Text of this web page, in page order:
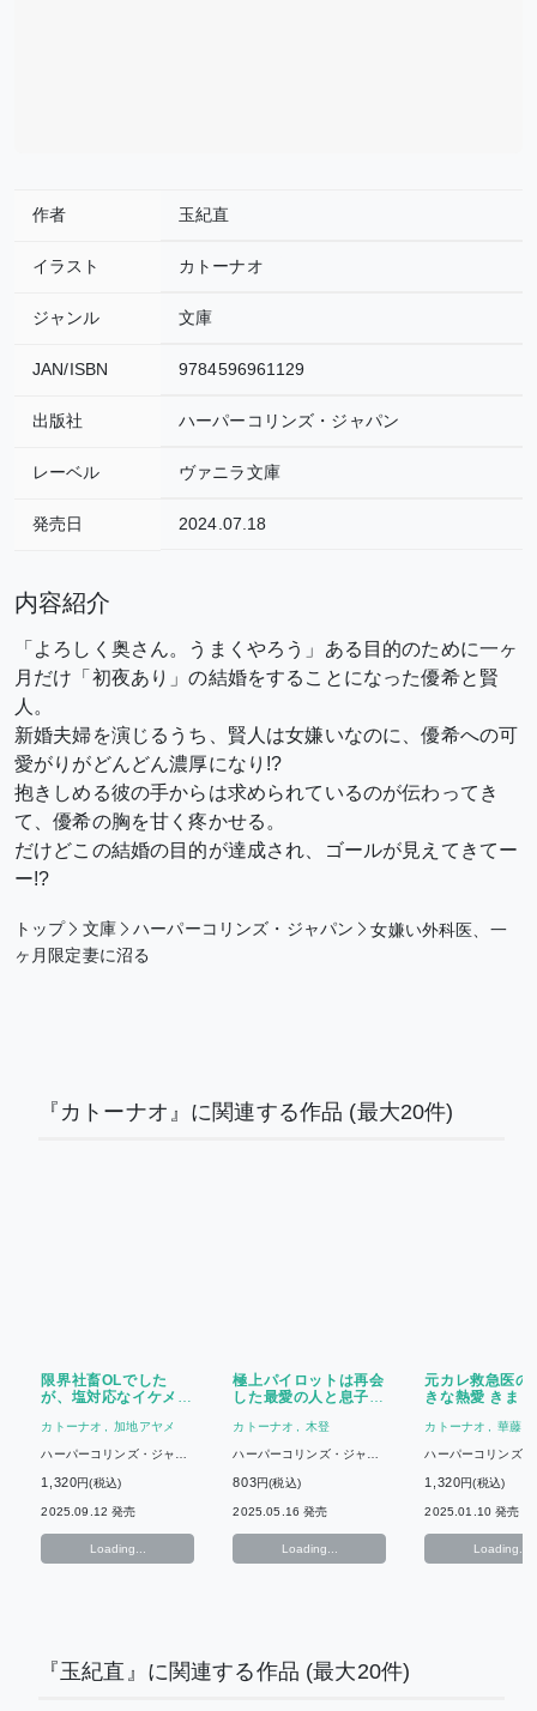
作者 玉紀直
イラスト カトーナオ
ジャンル 文庫
JAN/ISBN 9784596961129
出版社 ハーパーコリンズ・ジャパン
レーベル ヴァニラ文庫
発売日 2024.07.18
内容紹介
「よろしく奥さん。うまくやろう」ある目的のために一ヶ
月だけ「初夜あり」の結婚をすることになった優希と賢
人。
新婚夫婦を演じるうち、賢人は女嫌いなのに、優希への可
愛がりがどんどん濃厚になり!?
抱きしめる彼の手からは求められているのが伝わってき
て、優希の胸を甘く疼かせる。
だけどこの結婚の目的が達成され、ゴールが見えてきてー
ー!?
トップ 文庫 ハーパーコリンズ・ジャパン
女嫌い外科医、一
ヶ月限定妻に沼る
『カトーナオ』に関連する作品 (最大20件)
限界社畜OLでした
が、塩対応なイケメン
求愛されています
カトーナオ 加地アヤメ
ハーパーコリンズ・ジャパ
1,320円(税込)
2025.09.12 発売
Loading...
極上パイロットは再会
した最愛の人と息子を
カトーナオ 木登
ハーパーコリンズ・ジャパ
803円(税込)
2025.05.16 発売
Loading...
元カレ救急医の
きな熱愛 きま
ない
カトーナオ 華藤り
ハーパーコリンズ・
1,320円(税込)
2025.01.10 発売
Loading...
『玉紀直』に関連する作品 (最大20件)